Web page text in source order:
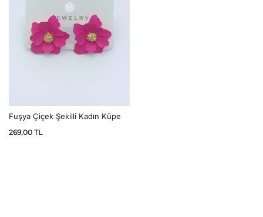
Fuşya Çiçek Şekilli Kadın Küpe
269,00 TL